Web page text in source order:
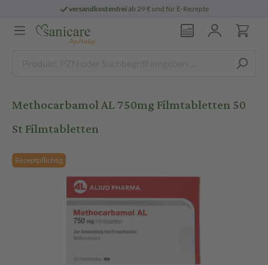
versandkostenfreiab 29 € und für E-Rezepte
Methocarbamol AL 750mg Filmtabletten 50
St Filmtabletten
Rezeptpflichtig